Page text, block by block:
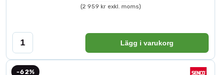
(2 959 kr exkl. moms)
Lägg i varukorg
-62%